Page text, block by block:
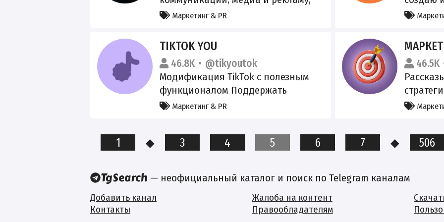
РКН -
которые вдохновляют В реестре
Маркетинг & PR
эмоций,
Намах
TIKTOK YOU
46.8K
@tikyoutok
Модификация TikTok с полезным
функционалом Поддержать
развитие: @ttudonate
Маркетинг & PR
46.5K
1 ◆ 3 4 5 6 7 ◆ 506
— неофициальный каталог и поиск по Telegram каналам
Добавить канал
Контакты
Жалоба на контент
Правообладателям